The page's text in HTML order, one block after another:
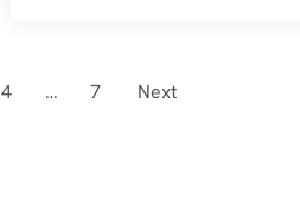
Posts
4 … 7 Next